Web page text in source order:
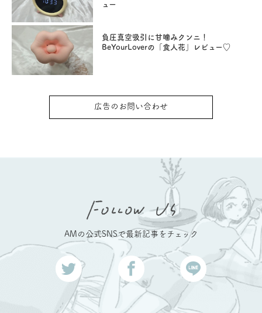
ュー
負圧真空吸引に甘噛みクンニ！
BeYourLoverの「食人花」レビュー♡
広告のお問い合わせ
AMの公式SNSで最新記事をチェック